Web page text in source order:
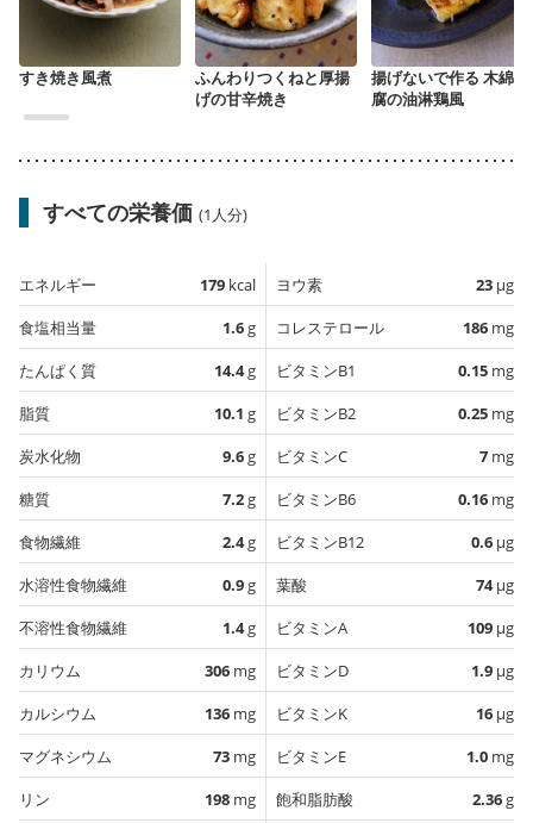
すき焼き風煮
ふんわりつくねと厚揚
げの甘辛焼き
揚げないで作る 木綿豆
腐の油淋鶏風
すべての栄養価 (1人分)
エネルギー 179 kcal
食塩相当量
1.6g
たんぱく質
14.4g
脂質
10.1 g
炭水化物
9.6g
糖質
7.2g
食物繊維
2.4g
水溶性食物繊維
0.9g
不溶性食物繊維
1.4g
カリウム
306 mg
カルシウム
136 mg
マグネシウム
73 mg
リン
198 mg
ヨウ素 23 µg
コレステロール
186 mg
ビタミンB1
0.15 mg
ビタミンB2
0.25 mg
ビタミンC
7 mg
ビタミンB6
0.16 mg
ビタミンB12
0.6 µg
葉酸
74µg
ビタミンA
109 µg
ビタミンD
1.9 µg
ビタミンK
16 µg
ビタミンE
1.0 mg
飽和脂肪酸
2.36g